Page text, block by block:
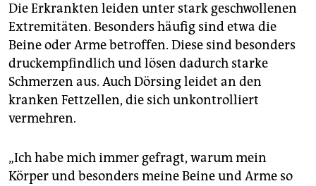
Die Erkrankten leiden unter stark geschwollenen
Extremitäten. Besonders häufig sind etwa die
Beine oder Arme betroffen. Diese sind besonders
druckempfindlich und lösen dadurch starke
Schmerzen aus. Auch Dörsing leidet an den
kranken Fettzellen, die sich unkontrolliert
vermehren.
„Ich habe mich immer gefragt, warum mein
Körper und besonders meine Beine und Arme so